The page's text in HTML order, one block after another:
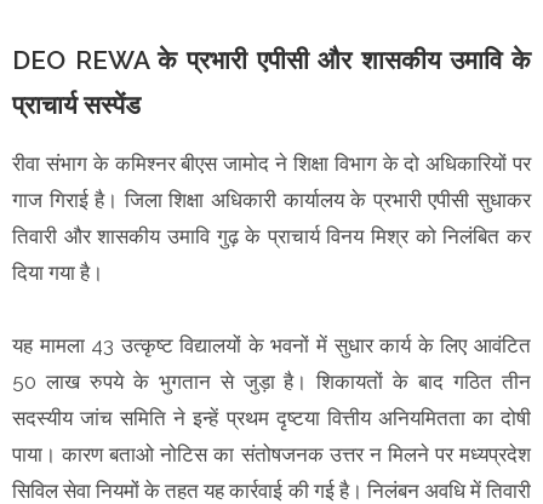
DEO REWA के प्रभारी एपीसी और शासकीय उमावि के
प्राचार्य सस्पेंड
रीवा संभाग के कमिश्नर बीएस जामोद ने शिक्षा विभाग के दो अधिकारियों पर
गाज गिराई है। जिला शिक्षा अधिकारी कार्यालय के प्रभारी एपीसी सुधाकर
तिवारी और शासकीय उमावि गुढ़ के प्राचार्य विनय मिश्र को निलंबित कर
दिया गया है।
यह मामला 43 उत्कृष्ट विद्यालयों के भवनों में सुधार कार्य के लिए आवंटित
50 लाख रुपये के भुगतान से जुड़ा है। शिकायतों के बाद गठित तीन
सदस्यीय जांच समिति ने इन्हें प्रथम दृष्टया वित्तीय अनियमितता का दोषी
पाया। कारण बताओ नोटिस का संतोषजनक उत्तर न मिलने पर मध्यप्रदेश
सिविल सेवा नियमों के तहत यह कार्रवाई की गई है। निलंबन अवधि में तिवारी